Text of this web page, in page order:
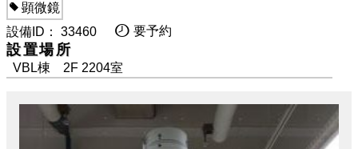
顕微鏡
設備ID： 33460
要予約
設置場所
VBL棟 2F 2204室